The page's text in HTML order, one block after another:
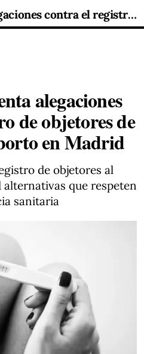
Hazte Oír presenta alegaciones contra el registro de objetores de conciencia al aborto en Madrid
alegaciones
de objetores de
en Madrid
de objetores al
que respeten
sanitaria